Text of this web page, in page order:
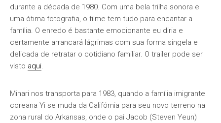
durante a década de 1980. Com uma bela trilha sonora e
uma ótima fotografia, o filme tem tudo para encantar a
família. O enredo é bastante emocionante eu diria e
certamente arrancará lágrimas com sua forma singela e
delicada de retratar o cotidiano familiar. O trailer pode ser
visto aqui.
Minari nos transporta para 1983, quando a família imigrante
coreana Yi se muda da Califórnia para seu novo terreno na
zona rural do Arkansas, onde o pai Jacob (Steven Yeun)